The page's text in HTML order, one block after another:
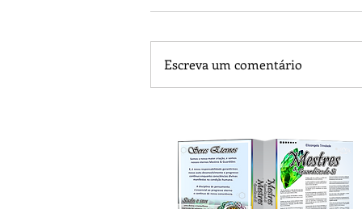
Escreva um comentário